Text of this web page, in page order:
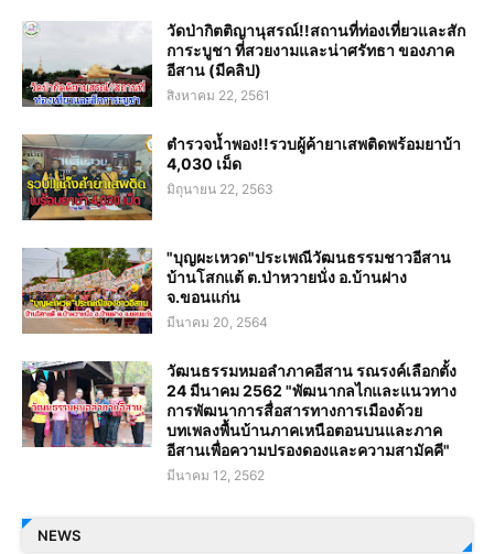
วัดป่ากิตติญานุสรณ์!!สถานที่ท่องเที่ยวและสัก
การะบูชา ที่สวยงามและน่าศรัทธา ของภาค
อีสาน (มีคลิป)
สิงหาคม 22, 2561
ตำรวจน้ำพอง!!รวบผู้ค้ายาเสพติดพร้อมยาบ้า
4,030 เม็ด
มิถุนายน 22, 2563
"บุญผะเหวด"ประเพณีวัฒนธรรมชาวอีสาน
บ้านโสกแต้ ต.ป่าหวายนั่ง อ.บ้านฝาง
จ.ขอนแก่น
มีนาคม 20, 2564
วัฒนธรรมหมอลำภาคอีสาน รณรงค์เลือกตั้ง
24 มีนาคม 2562 "พัฒนากลไกและแนวทาง
การพัฒนาการสื่อสารทางการเมืองด้วย
บทเพลงพื้นบ้านภาคเหนือตอนบนและภาค
อีสานเพื่อความปรองดองและความสามัคคี"
มีนาคม 12, 2562
NEWS